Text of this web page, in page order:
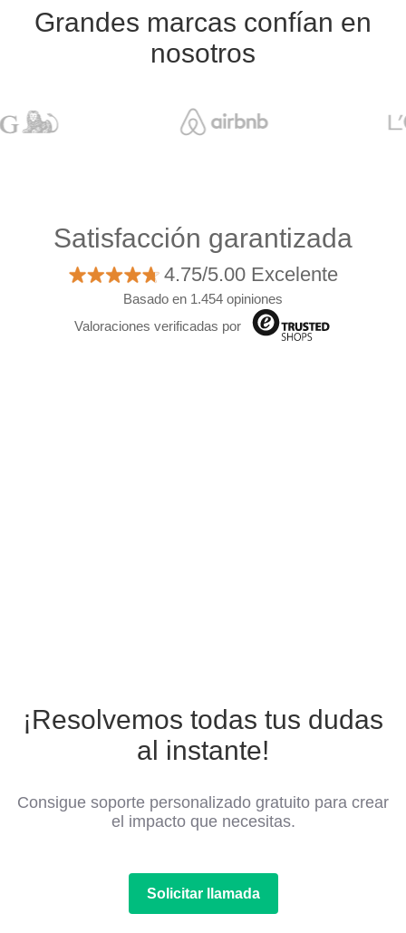
Grandes marcas confían en
nosotros
Satisfacción garantizada
4.75/5.00 Excelente
Basado en 1.454 opiniones
Valoraciones verificadas por
¡Resolvemos todas tus dudas
al instante!
Consigue soporte personalizado gratuito para crear
el impacto que necesitas.
Solicitar llamada